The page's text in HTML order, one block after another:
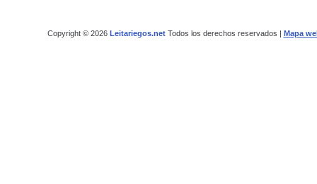
Copyright © 2026 Leitariegos.netTodos los derechos reservados | Mapa